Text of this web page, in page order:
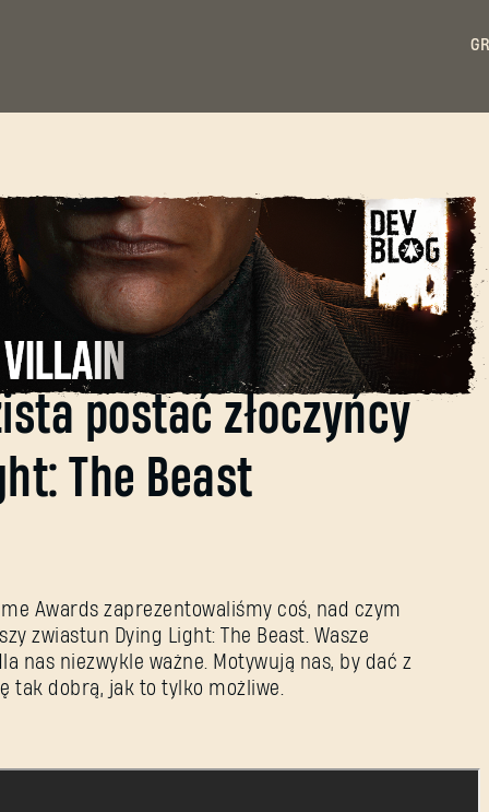
czyli jak
postać złoczyńcy
The Beast
Awards zaprezentowaliśmy coś, nad czym
zwiastun Dying Light: The Beast. Wasze
nas niezwykle ważne. Motywują nas, by dać z
tak dobrą, jak to tylko możliwe.